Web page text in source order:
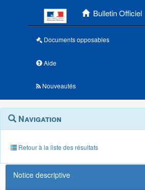
Bulletin Officiel
Documents opposables
Aide
Nouveautés
Navigation
outils
annexes
Menu
contextuel
Navigation
Retour à la liste des résultats
Notice descriptive